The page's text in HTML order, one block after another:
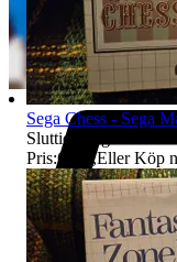
Sega Chess - Sega
Sluttid
Pris:69 kr ,Eller Köp